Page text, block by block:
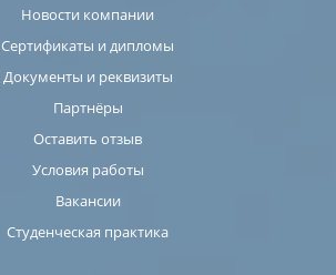
Новости компании
Сертификаты и дипломы
Документы и реквизиты
Партнёры
Оставить отзыв
Условия работы
Вакансии
Студенческая практика